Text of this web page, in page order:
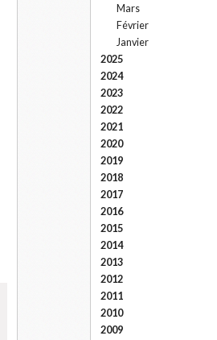
Mars
Février
Janvier
2025
2024
2023
2022
2021
2020
2019
2018
2017
2016
2015
2014
2013
2012
2011
2010
2009